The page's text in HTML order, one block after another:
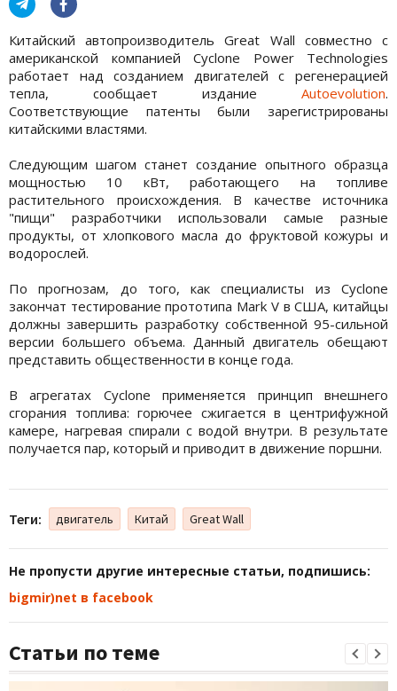
Китайский автопроизводитель Great Wall совместно с
американской компанией Cyclone Power Technologies
работает над созданием двигателей с регенерацией
тепла, сообщает издание Autoevolution.
Соответствующие патенты были зарегистрированы
китайскими властями.
Следующим шагом станет создание опытного образца
мощностью 10 кВт, работающего на топливе
растительного происхождения. В качестве источника
"пищи" разработчики использовали самые разные
продукты, от хлопкового масла до фруктовой кожуры и
водорослей.
По прогнозам, до того, как специалисты из Cyclone
закончат тестирование прототипа Mark V в США, китайцы
должны завершить разработку собственной 95-сильной
версии большего объема. Данный двигатель обещают
представить общественности в конце года.
В агрегатах Cyclone применяется принцип внешнего
сгорания топлива: горючее сжигается в центрифужной
камере, нагревая спирали с водой внутри. В результате
получается пар, который и приводит в движение поршни.
Теги: двигатель Китай Great Wall
Не пропусти другие интересные статьи, подпишись:
bigmir)net в facebook
Статьи по теме